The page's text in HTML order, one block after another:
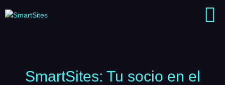
SmartSites: Tu socio en el